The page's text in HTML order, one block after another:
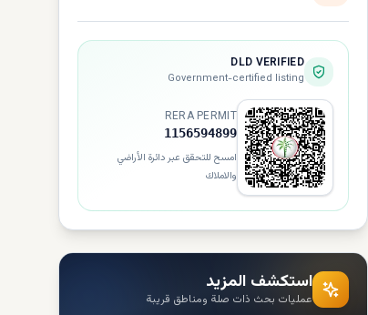
DLD VERIFIED
Government-certified listing
RERA PERMIT
1156594899
امسح للتحقق عبر دائرة الأراضي
والاملاك
استكشف المزيد
عمليات بحث ذات صلة ومناطق قريبة